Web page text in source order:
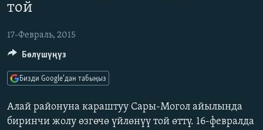
салыңызКЫРГЫЗСТАН
САЯСАТ
ЭКОНОМИКА
МАДАНИЯТ
ДҮЙНӨ
ДҮЙНӨ
БОРБОР АЗИЯ
УКРАИНА
АТАЙЫН ИЛИКТӨӨ
ТВ ПРОГРАММАЛАР
ЭКСПЕРТТЕР ТАЛДАЙТ
ӨЗГӨЧӨ ПИКИР
той
17-Февраль, 2015
Алай районуна караштуу Сары-Могол айылында
биринчи жолу өзгөчө үйлөнүү той өттү. 16-февралда
Бөлүшүңүз
Бизди Google'дан табыңыз